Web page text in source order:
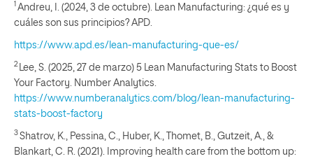
1 Andreu, I. (2024, 3 de octubre). Lean Manufacturing: ¿qué es y
cuáles son sus principios? APD.
https://www.apd.es/lean-manufacturing-que-es/
2
Lee, S. (2025, 27 de marzo) 5 Lean Manufacturing Stats to Boost
Your Factory. Number Analytics.
https://www.numberanalytics.com/blog/lean-manufacturing-
stats-boost-factory
3 Shatrov, K., Pessina, C., Huber, K., Thomet, B., Gutzeit, A., &
Blankart, C. R. (2021). Improving health care from the bottom up: